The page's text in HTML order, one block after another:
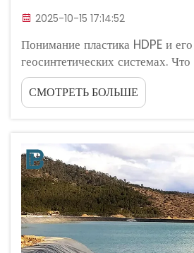
2025-10-15 17:14:52
Понимание пластика HDPE и
геосинтетических системах. Что
HDPE и почему он идеально
геосинтетиков. Полиэтилен
HDPE, выделяется среди
относительной...
СМОТРЕТЬ БОЛЬШЕ